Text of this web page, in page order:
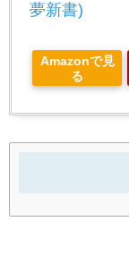
夢新書)
Amazonで見
る